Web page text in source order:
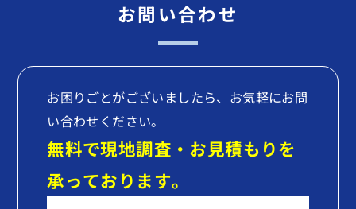
お問い合わせ
お困りごとがございましたら、お気軽にお問
い合わせください。
無料で現地調査・お見積もりを
承っております。